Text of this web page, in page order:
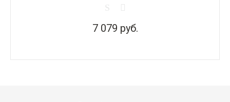
7 079 руб.